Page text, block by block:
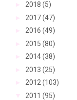
2018 (5)
2017(47)
2016 (49)
2015 (80)
2014(38)
2013 (25)
2012 (103)
2011 (95)